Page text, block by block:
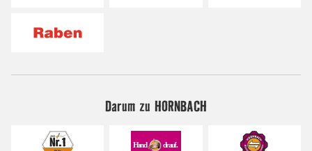
Darum zu HORNBACH